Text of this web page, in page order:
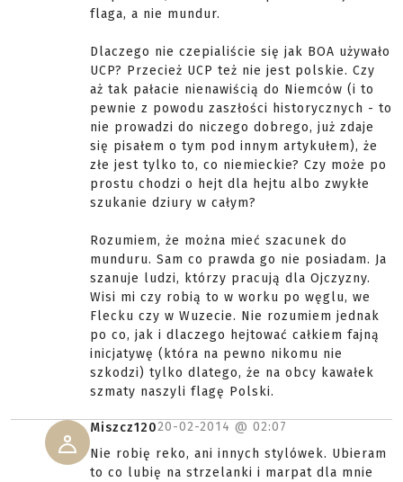
flaga, a nie mundur.
Dlaczego nie czepialiście się jak BOA używało
UCP? Przecież UCP też nie jest polskie. Czy
aż tak pałacie nienawiścią do Niemców (i to
pewnie z powodu zaszłości historycznych - to
nie prowadzi do niczego dobrego, już zdaje
się pisałem o tym pod innym artykułem), że
złe jest tylko to, co niemieckie? Czy może po
prostu chodzi o hejt dla hejtu albo zwykłe
szukanie dziury w całym?
Rozumiem, że można mieć szacunek do
munduru. Sam co prawda go nie posiadam. Ja
szanuje ludzi, którzy pracują dla Ojczyzny.
Wisi mi czy robią to w worku po węglu, we
Flecku czy w Wuzecie. Nie rozumiem jednak
po co, jak i dlaczego hejtować całkiem fajną
inicjatywę (która na pewno nikomu nie
szkodzi) tylko dlatego, że na obcy kawałek
szmaty naszyli flagę Polski.
Miszcz12020-02-2014 @ 02:07
Nie robię reko, ani innych stylówek. Ubieram
to co lubię na strzelanki i marpat dla mnie